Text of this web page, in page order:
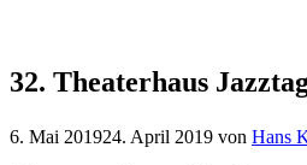
32. Theaterhaus
6. Mai 201924. April 2019 von Hans